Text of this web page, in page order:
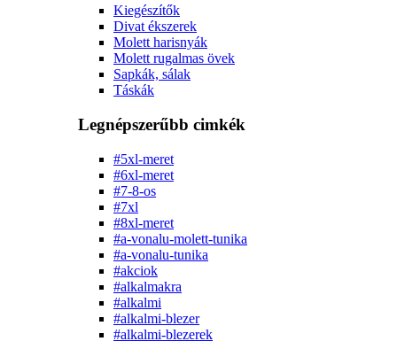
Kiegészítők
Divat ékszerek
Molett harisnyák
Molett rugalmas övek
Sapkák, sálak
Táskák
Legnépszerűbb cimkék
#5xl-meret
#6xl-meret
#7-8-os
#7xl
#8xl-meret
#a-vonalu-molett-tunika
#a-vonalu-tunika
#akciok
#alkalmakra
#alkalmi
#alkalmi-blezer
#alkalmi-blezerek